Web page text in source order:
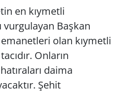
en kıymetli
Başkan
olan kıymetli
Onların
daima
Şehit